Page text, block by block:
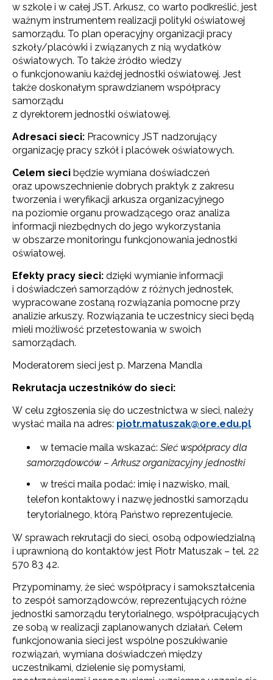
w szkole i w całej JST. Arkusz, co warto podkreślić, jest
ważnym instrumentem realizacji polityki oświatowej
samorządu. To plan operacyjny organizacji pracy
szkoły/placówki i związanych z nią wydatków
oświatowych. To także źródło wiedzy
o funkcjonowaniu każdej jednostki oświatowej. Jest
także doskonałym sprawdzianem współpracy
samorządu
z dyrektorem jednostki oświatowej.
Adresaci sieci: Pracownicy JST nadzorujący
organizację pracy szkół i placówek oświatowych.
Celem sieci będzie wymiana doświadczeń
oraz upowszechnienie dobrych praktyk z zakresu
tworzenia i weryfikacji arkusza organizacyjnego
na poziomie organu prowadzącego oraz analiza
informacji niezbędnych do jego wykorzystania
w obszarze monitoringu funkcjonowania jednostki
oświatowej.
Efekty pracy sieci: dzięki wymianie informacji
i doświadczeń samorządów z różnych jednostek,
wypracowane zostaną rozwiązania pomocne przy
analizie arkuszy. Rozwiązania te uczestnicy sieci będą
mieli możliwość przetestowania w swoich
samorządach.
Moderatorem sieci jest p. Marzena Mandla
Rekrutacja uczestników do sieci:
W celu zgłoszenia się do uczestnictwa w sieci, należy
wysłać maila na adres: piotr.matuszak@ore.edu.pl
w temacie maila wskazać: Sieć współpracy dla
samorządowców – Arkusz organizacyjny jednostki
w treści maila podać: imię i nazwisko, mail,
telefon kontaktowy i nazwę jednostki samorządu
terytorialnego, którą Państwo reprezentujecie.
W sprawach rekrutacji do sieci, osobą odpowiedzialną
i uprawnioną do kontaktów jest Piotr Matuszak – tel. 22
570 83 42.
Przypominamy, że sieć współpracy i samokształcenia
to zespół samorządowców, reprezentujących różne
jednostki samorządu terytorialnego, współpracujących
ze sobą w realizacji zaplanowanych działań. Celem
funkcjonowania sieci jest wspólne poszukiwanie
rozwiązań, wymiana doświadczeń między
uczestnikami, dzielenie się pomysłami,